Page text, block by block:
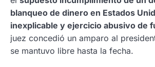
blanqueo de dinero en Estados
inexplicable y ejercicio abusivo de
juez concedió un amparo al
se mantuvo libre hasta la fecha.